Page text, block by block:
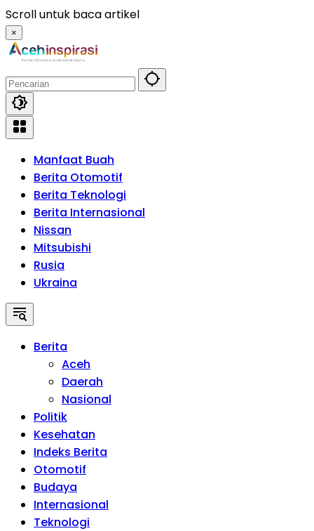
Langsung
ke
konten
Scroll untuk baca artikel
×
Manfaat Buah
Berita Otomotif
Berita Teknologi
Berita Internasional
Nissan
Mitsubishi
Rusia
Ukraina
Berita
Aceh
Daerah
Nasional
Politik
Kesehatan
Indeks Berita
Otomotif
Budaya
Internasional
Teknologi